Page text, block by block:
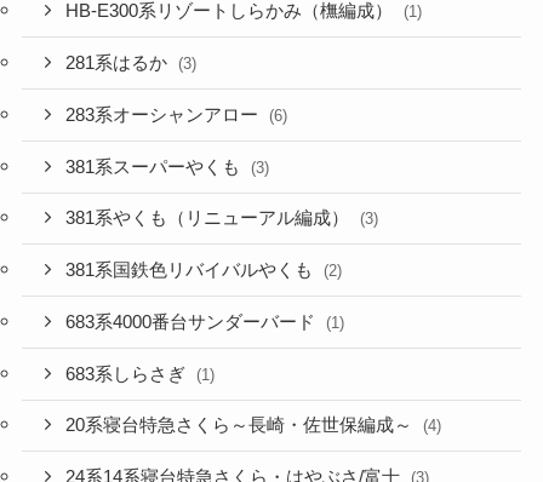
HB-E300系リゾートしらかみ（橅編成） (1)
281系はるか (3)
283系オーシャンアロー (6)
381系スーパーやくも (3)
381系やくも（リニューアル編成） (3)
381系国鉄色リバイバルやくも (2)
683系4000番台サンダーバード (1)
683系しらさぎ (1)
20系寝台特急さくら～長崎・佐世保編成～ (4)
24系14系寝台特急さくら・はやぶさ/富士 (3)